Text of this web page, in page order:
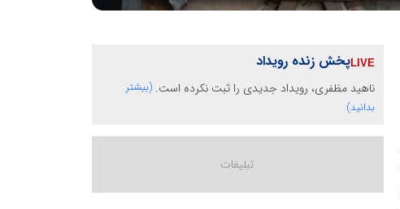
پخش زنده رویداد
ناهید مظفری، رویداد جدیدی را ثبت نکرده است. (بیشتر
بدانید)